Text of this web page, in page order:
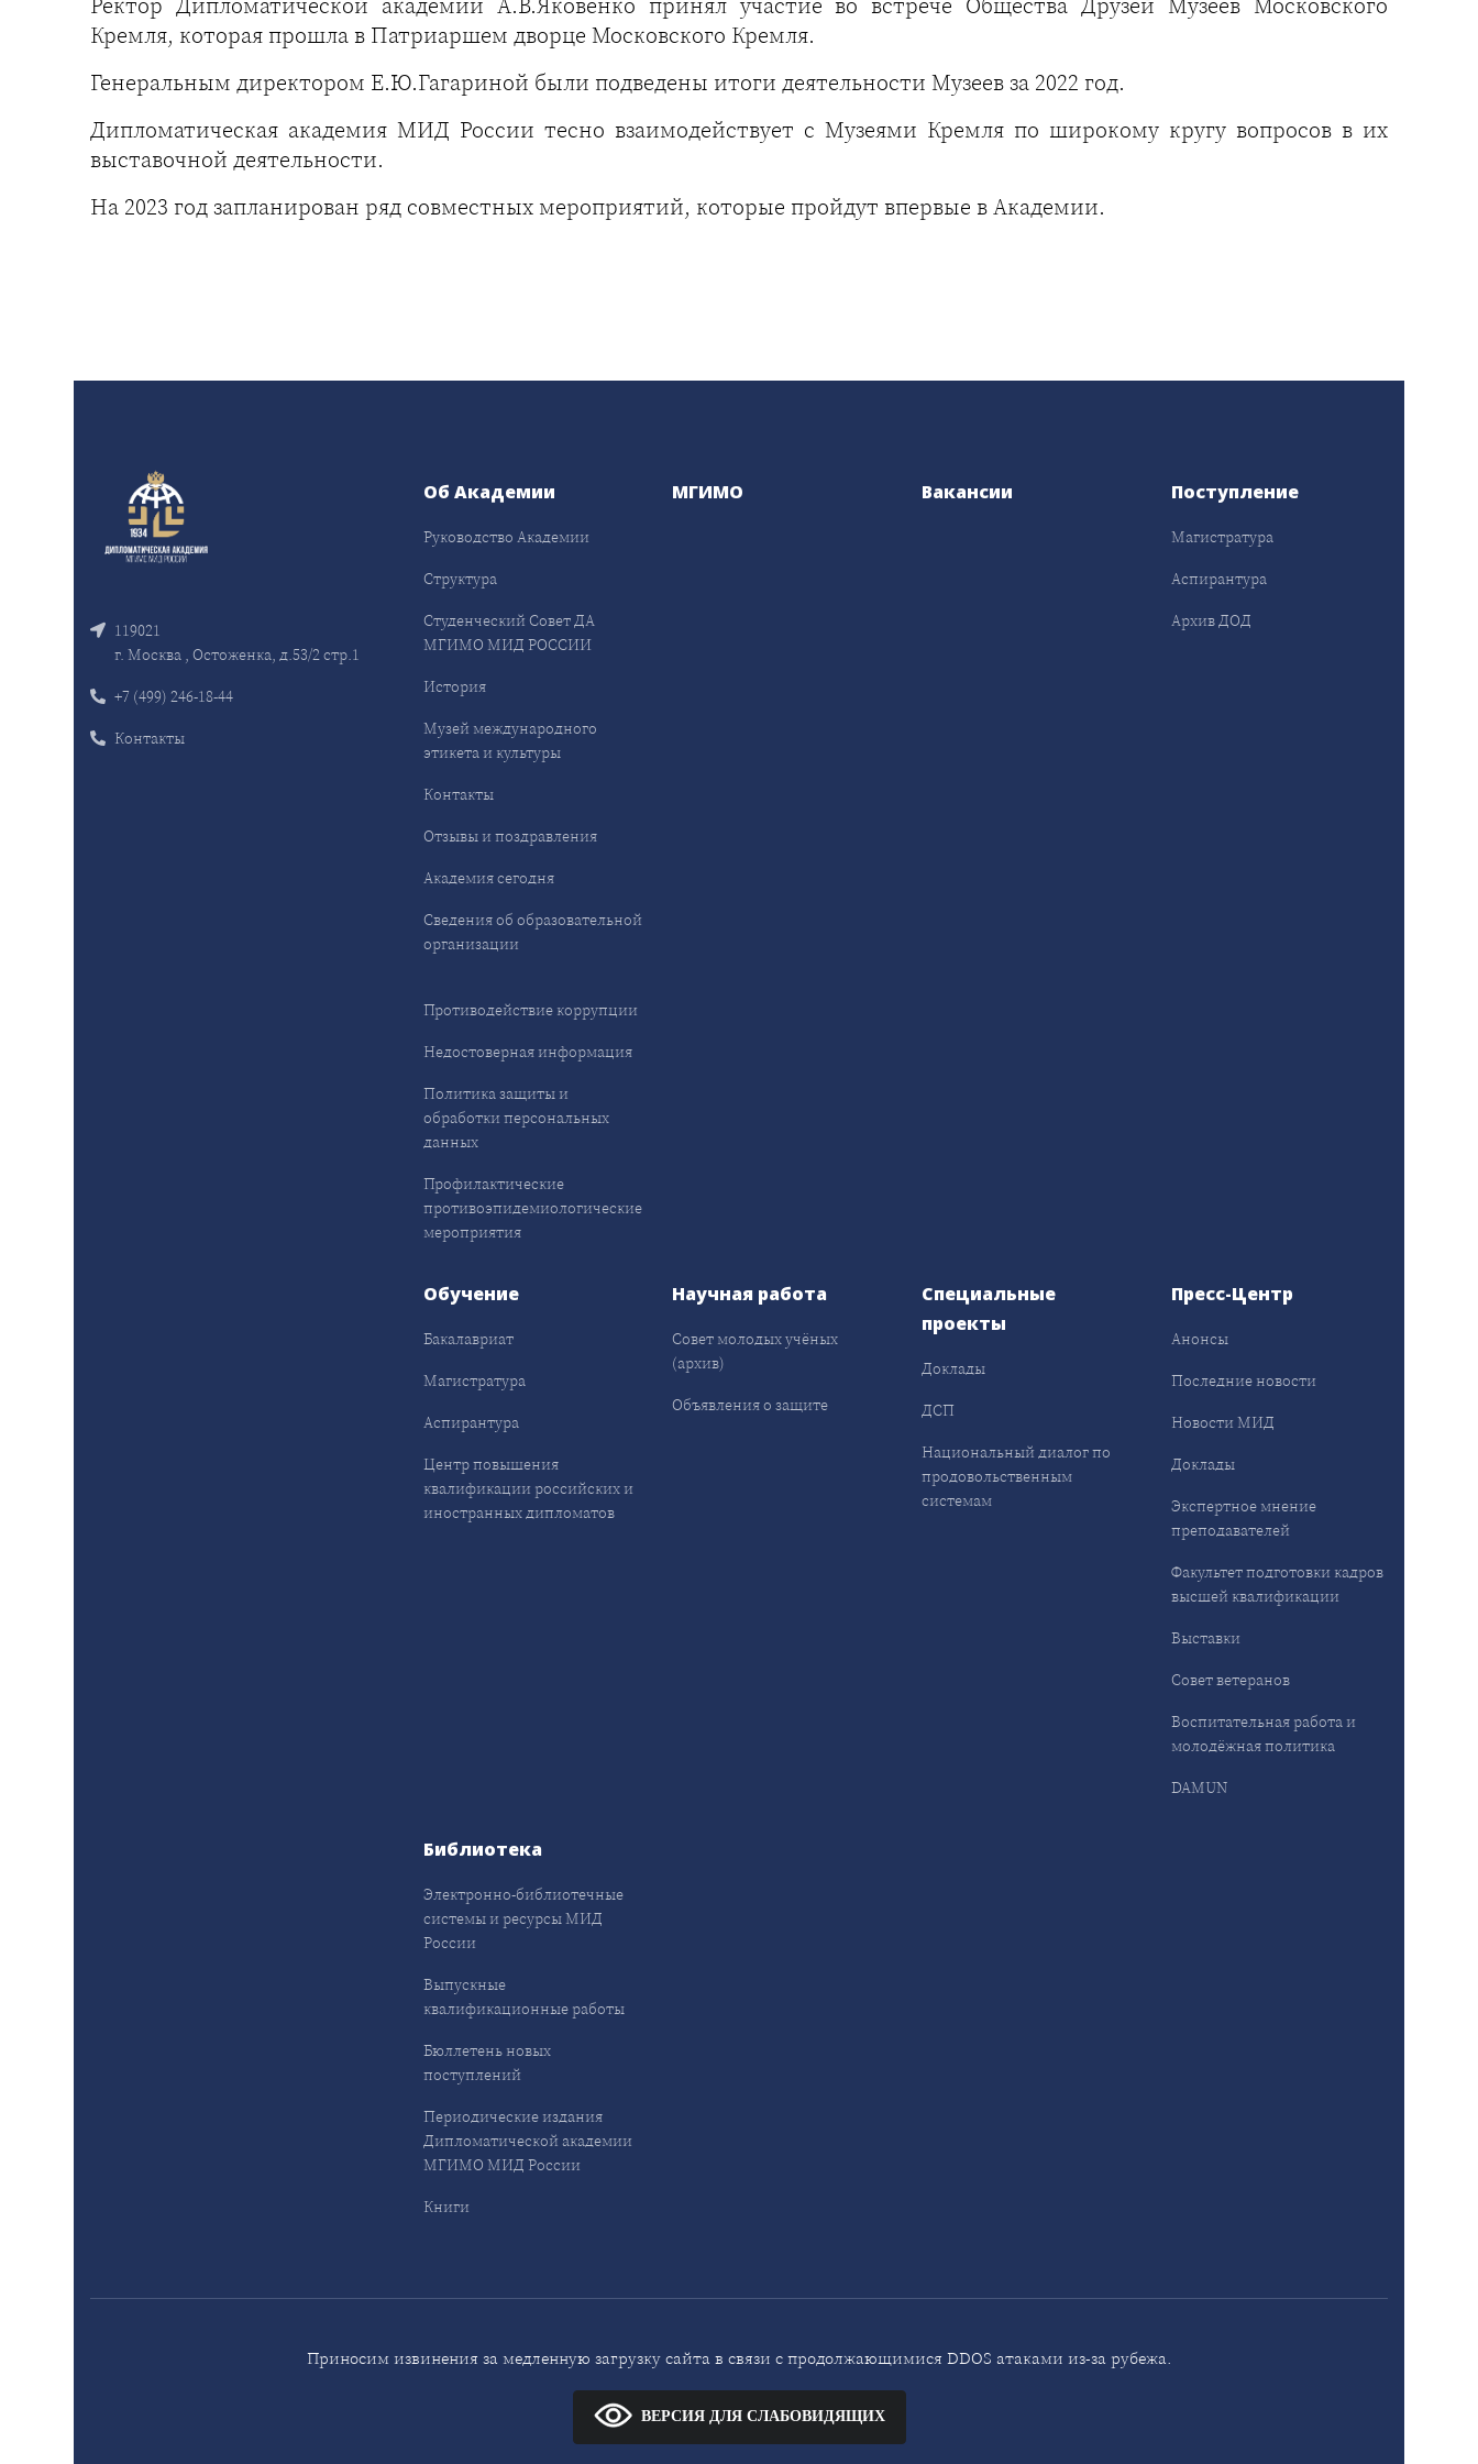
Кремля, которая прошла в Патриаршем дворце Московского Кремля.
Генеральным директором Е.Ю.Гагариной были подведены итоги деятельности Музеев за 2022 год.
Дипломатическая академия МИД России тесно взаимодействует с Музеями Кремля по широкому кругу вопросов в их
выставочной деятельности.
На 2023 год запланирован ряд совместных мероприятий, которые пройдут впервые в Академии.
119021
г. Москва , Остоженка, д.53/2 стр.1
+7 (499) 246-18-44
Контакты
Об Академии
Руководство Академии
Структура
Студенческий Совет ДА
МГИМО МИД РОССИИ
История
Музей международного
этикета и культуры
Контакты
Отзывы и поздравления
Академия сегодня
Сведения об образовательной
организации
Противодействие коррупции
Недостоверная информация
Политика защиты и
обработки персональных
данных
Профилактические
противоэпидемиологические
мероприятия
МГИМО Вакансии Поступление
Магистратура
Аспирантура
Архив ДОД
Обучение
Бакалавриат
Магистратура
Аспирантура
Центр повышения
квалификации российских и
иностранных дипломатов
Научная работа
Совет молодых учёных
(архив)
Объявления о защите
Специальные
проекты
Доклады
ДСП
Национальный диалог по
продовольственным
системам
Пресс-Центр
Анонсы
Последние новости
Новости МИД
Доклады
Экспертное мнение
преподавателей
Факультет подготовки кадров
высшей квалификации
Выставки
Совет ветеранов
Воспитательная работа и
молодёжная политика
DAMUN
Библиотека
Электронно-библиотечные
системы и ресурсы МИД
России
Выпускные
квалификационные работы
Бюллетень новых
поступлений
Периодические издания
Дипломатической академии
МГИМО МИД России
Книги
Приносим извинения за медленную загрузку сайта в связи с продолжающимися DDOS атаками из-за рубежа.
ВЕРСИЯ ДЛЯ СЛАБОВИДЯЩИХ